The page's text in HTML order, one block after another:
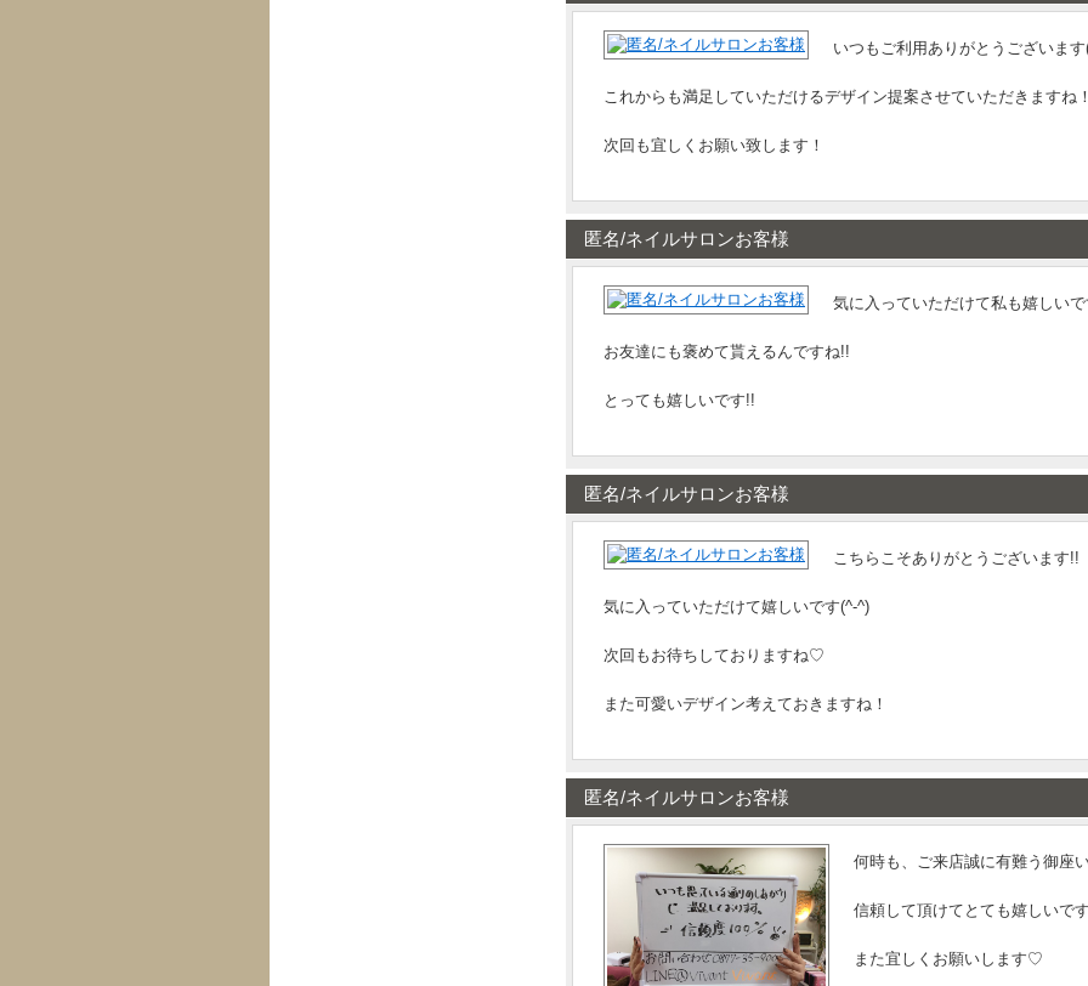
いつもご利用ありがとうございま
これからも満足していただけるデザイン提案させていただきますね！
次回も宜しくお願い致します！
匿名/ネイルサロンお客様
気に入っていただけて私も嬉しいで
お友達にも褒めて貰えるんですね!!
とっても嬉しいです!!
匿名/ネイルサロンお客様
こちらこそありがとうございます!!
気に入っていただけて嬉しいです(^-^)
次回もお待ちしておりますね♡
また可愛いデザイン考えておきますね！
匿名/ネイルサロンお客様
何時も、ご来店誠に有難う御座
信頼して頂けてとても嬉しいで
また宜しくお願いします♡